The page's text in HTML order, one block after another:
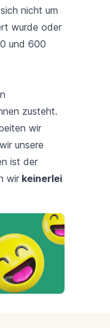
nicht um
wurde oder
und 600
zusteht.
wir
unsere
ist der
wir keinerlei